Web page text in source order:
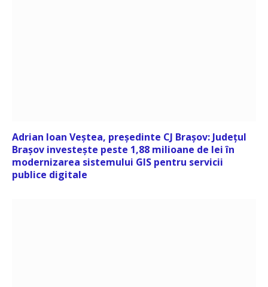
Adrian Ioan Veștea, președinte CJ Brașov: Județul
Brașov investește peste 1,88 milioane de lei în
modernizarea sistemului GIS pentru servicii
publice digitale